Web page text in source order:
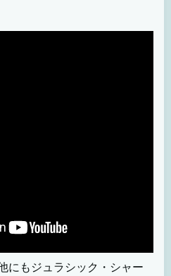
にもジュラシック・シャー